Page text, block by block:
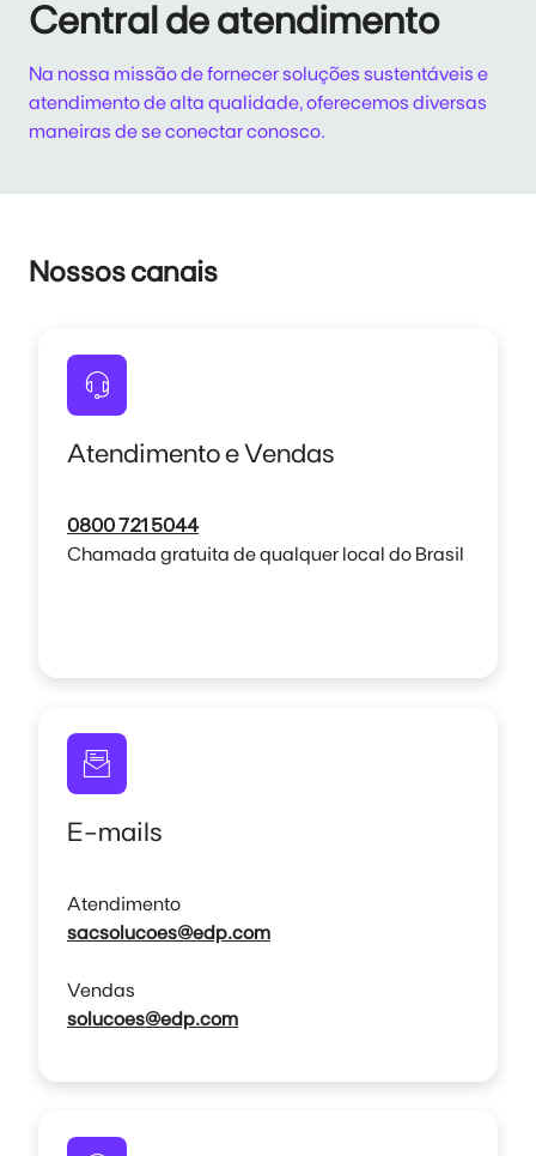
Central de atendimento
Na nossa missão de fornecer soluções sustentáveis e
atendimento de alta qualidade, oferecemos diversas
maneiras de se conectar conosco.
Nossos canais
Atendimento e Vendas
0800 721 5044
Chamada gratuita de qualquer local do Brasil
E-mails
Atendimento
sacsolucoes@edp.com
Vendas
solucoes@edp.com